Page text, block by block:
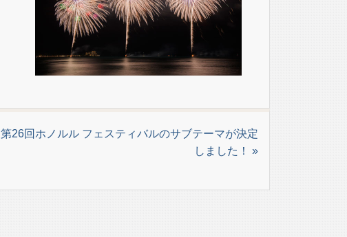
第26回ホノルル フェスティバルのサブテーマが決定
しました！ »